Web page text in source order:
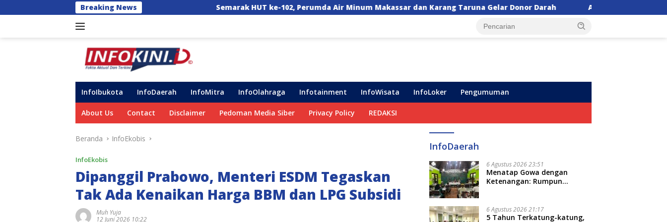
ke
Breaking News
Semarak HUT ke-102, Perumda Air Minum Makassar dan Karang Taruna Gelar Donor Darah Anggota DPR Vita Ervina Usulkan Iuran BPJS
InfoIbukota InfoDaerah InfoMitra InfoOlahraga Infotainment InfoWisata InfoLoker Pengumuman
About Us Contact Disclaimer Pedoman Media Siber Privacy Policy REDAKSI
Beranda InfoEkobis
InfoEkobis
Dipanggil Prabowo, Menteri ESDM Tegaskan
Tak Ada Kenaikan Harga BBM dan LPG Subsidi
Muh Yuja
12 Juni 2026 10:22
InfoDaerah
6 Agustus 2026 23:51
Menatap Gowa dengan
Ketenangan: Rumpun
Sepihak, Tekankan Jalur
Musyawarah, Ingatkan Soal
6 Agustus 2026 21:17
5 Tahun Terkatung-katung,